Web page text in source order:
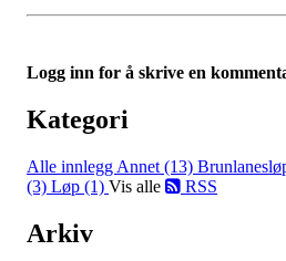
Logg inn for å skrive en
Kategori
Alle innlegg Annet (13)
(3) Løp (1) Vis alle RSS
Arkiv